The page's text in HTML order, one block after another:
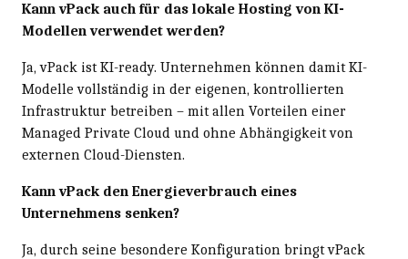
Kann vPack auch für das lokale Hosting von KI-
Modellen verwendet werden?
Ja, vPack ist KI-ready. Unternehmen können damit KI-
Modelle vollständig in der eigenen, kontrollierten
Infrastruktur betreiben – mit allen Vorteilen einer
Managed Private Cloud und ohne Abhängigkeit von
externen Cloud-Diensten.
Kann vPack den Energieverbrauch eines
Unternehmens senken?
Ja, durch seine besondere Konfiguration bringt vPack